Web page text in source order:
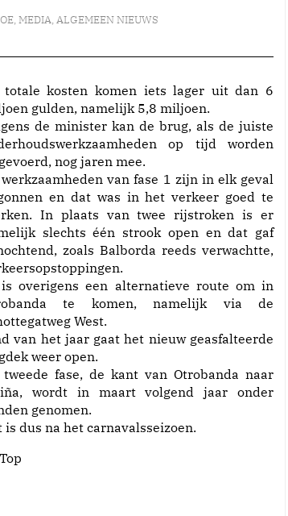
,MEDIA,ALGEMEEN NIEUWS
totale kosten komen iets lager uit dan 6
gulden, namelijk 5,8 miljoen.
de minister kan de brug, als de juiste
op tijd worden
nog jaren mee.
werkzaamheden van fase 1 zijn in elk geval
en dat was in het verkeer goed te
In plaats van twee rijstroken is er
slechts één strook open en dat gaf
zoals Balborda reeds verwachtte,
overigens een alternatieve route om in
te komen, namelijk via de
West.
van het jaar gaat het nieuw geasfalteerde
weer open.
tweede fase, de kant van Otrobanda naar
wordt in maart volgend jaar onder
genomen.
is dus na het carnavalsseizoen.